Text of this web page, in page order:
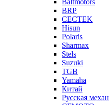
Baltmotors
BRP
CECTEK
Hisun
Polaris
Sharmax
Stels
Suzuki
TGB
Yamaha
Китай
Русская